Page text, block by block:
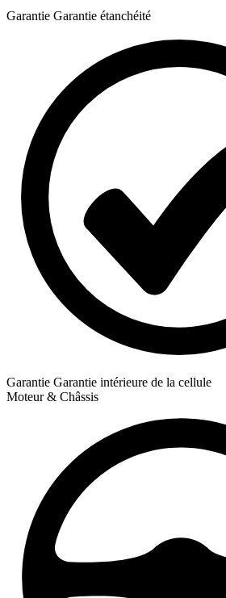
Garantie Garantie étanchéité
Garantie Garantie intérieure de la cellule
Moteur & Châssis